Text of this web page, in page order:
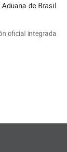
de Brasil
oficial integrada